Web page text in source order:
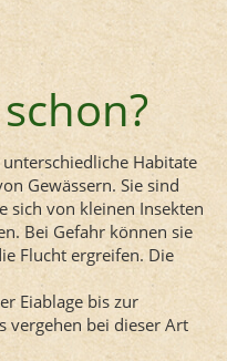
Habitate
Gewässern. Sie sind
sich von kleinen Insekten
Bei Gefahr können sie
Flucht ergreifen. Die
Eiablage bis zur
vergehen bei dieser Art